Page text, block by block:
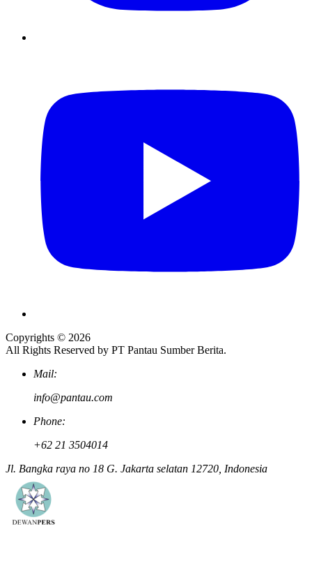
Copyrights © 2026
All Rights Reserved by PT Pantau Sumber Berita.
Mail:
info@pantau.com
Phone:
+62 21 3504014
Jl. Bangka raya no 18 G. Jakarta selatan 12720, Indonesia